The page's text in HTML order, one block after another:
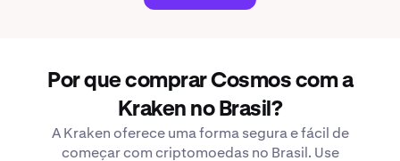
Por que comprar Cosmos com a
Kraken no Brasil?
A Kraken oferece uma forma segura e fácil de
começar com criptomoedas no Brasil. Use